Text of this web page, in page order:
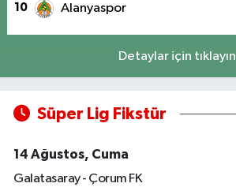
10 Alanyaspor
Detaylar için tıklayın
Süper Lig Fikstür
14 Ağustos, Cuma
Galatasaray - Çorum FK